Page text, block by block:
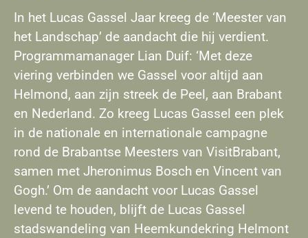
In het Lucas Gassel Jaar kreeg de ‘Meester van
het Landschap’ de aandacht die hij verdient.
Programmamanager Lian Duif: ‘Met deze
viering verbinden we Gassel voor altijd aan
Helmond, aan zijn streek de Peel, aan Brabant
en Nederland. Zo kreeg Lucas Gassel een plek
in de nationale en internationale campagne
rond de Brabantse Meesters van VisitBrabant,
samen met Jheronimus Bosch en Vincent van
Gogh.’ Om de aandacht voor Lucas Gassel
levend te houden, blijft de Lucas Gassel
stadswandeling van Heemkundekring Helmont